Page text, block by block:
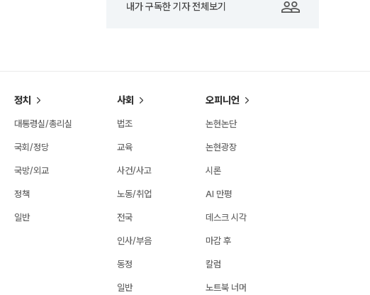
내가 구독한 기자 전체보기
정치
대통령실/총리실
국회/정당
국방/외교
정책
일반
사회
법조
교육
사건/사고
노동/취업
전국
인사/부음
동정
일반
오피니언
논현논단
논현광장
시론
AI 만평
데스크 시각
마감 후
칼럼
노트북 너머